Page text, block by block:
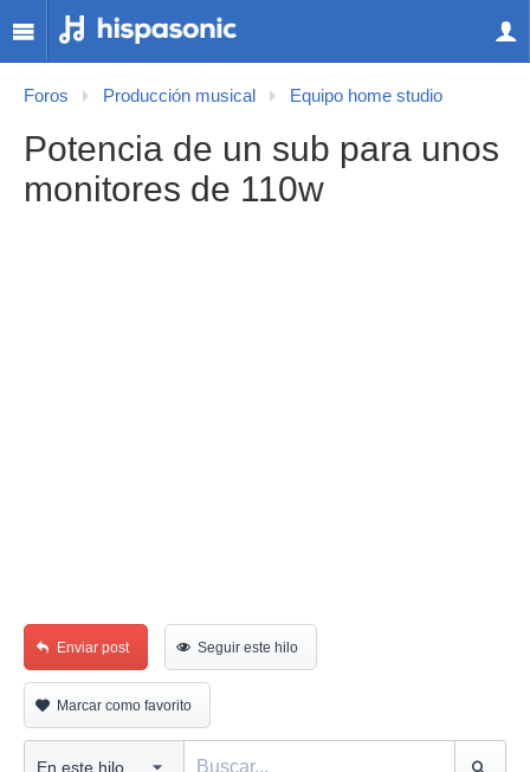
Foros Producción musical Equipo home studio
Potencia de un sub para unos
monitores de 110w
Enviar post Seguir este hilo
Marcar como favorito